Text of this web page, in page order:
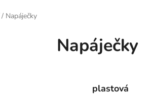
/ Napáječky
Napáječky
plastová